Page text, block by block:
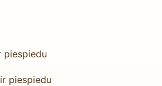
piespiedu
piespiedu